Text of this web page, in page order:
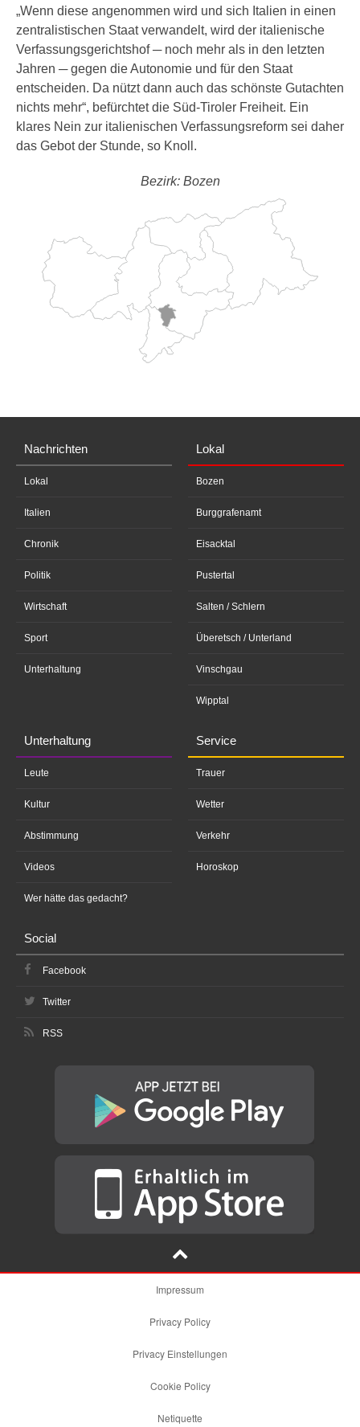
„Wenn diese angenommen wird und sich Italien in einen
zentralistischen Staat verwandelt, wird der italienische
Verfassungsgerichtshof ─ noch mehr als in den letzten
Jahren ─ gegen die Autonomie und für den Staat
entscheiden. Da nützt dann auch das schönste Gutachten
nichts mehr“, befürchtet die Süd-Tiroler Freiheit. Ein
klares Nein zur italienischen Verfassungsreform sei daher
das Gebot der Stunde, so Knoll.
Bezirk: Bozen
Nachrichten
Lokal
Italien
Chronik
Politik
Wirtschaft
Sport
Unterhaltung
Lokal
Bozen
Burggrafenamt
Eisacktal
Pustertal
Salten / Schlern
Überetsch / Unterland
Vinschgau
Wipptal
Unterhaltung
Leute
Kultur
Abstimmung
Videos
Wer hätte das gedacht?
Service
Trauer
Wetter
Verkehr
Horoskop
Social
Facebook
Twitter
RSS
Impressum
Privacy Policy
Privacy Einstellungen
Cookie Policy
Netiquette